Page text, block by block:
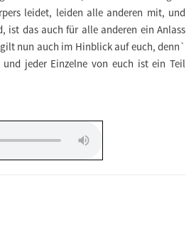
leidet, leiden alle anderen mit, und
ist das auch für alle anderen ein Anlass
nun auch im Hinblick auf euch, denn`
jeder Einzelne von euch ist ein Teil